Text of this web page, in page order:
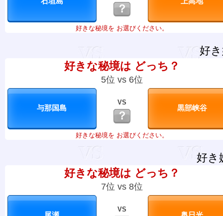
？
好きな秘境を お選びください。
好
好きな秘境は どっち？
5位 vs 6位
VS
？
好きな秘境を お選びください。
好き
好きな秘境は どっち？
7位 vs 8位
VS